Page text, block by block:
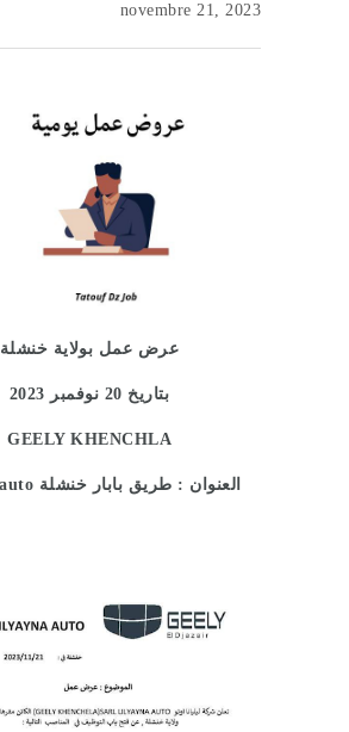
novembre 21, 2023
عرض عمل بولاية خنشلة
بتاريخ 20 نوفمبر 2023
GEELY KHENCHLA